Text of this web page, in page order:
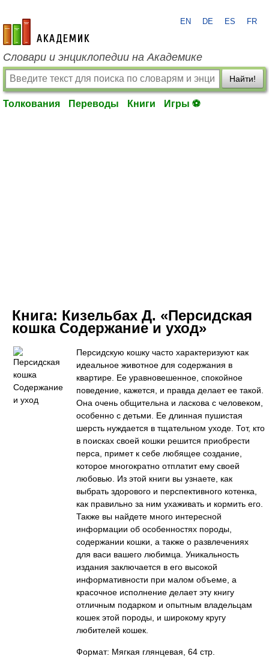
academic.ru
EN DE ES FR
Словари и энциклопедии на Академике
Найти!
Толкования Переводы Книги Игры ⚽
Книга: Кизельбах Д. «Персидская
кошка Содержание и уход»
Персидскую кошку часто характеризуют как
идеальное животное для содержания в
квартире. Ее уравновешенное, спокойное
поведение, кажется, и правда делает ее такой.
Она очень общительна и ласкова с человеком,
особенно с детьми. Ее длинная пушистая
шерсть нуждается в тщательном уходе. Тот, кто
в поисках своей кошки решится приобрести
перса, примет к себе любящее создание,
которое многократно отплатит ему своей
любовью. Из этой книги вы узнаете, как
выбрать здорового и перспективного котенка,
как правильно за ним ухаживать и кормить его.
Также вы найдете много интересной
информации об особенностях породы,
содержании кошки, а также о развлечениях
для васи вашего любимца. Уникальность
издания заключается в его высокой
информативности при малом объеме, а
красочное исполнение делает эту книгу
отличным подарком и опытным владельцам
кошек этой породы, и широкому кругу
любителей кошек.
Формат: Мягкая глянцевая, 64 стр.